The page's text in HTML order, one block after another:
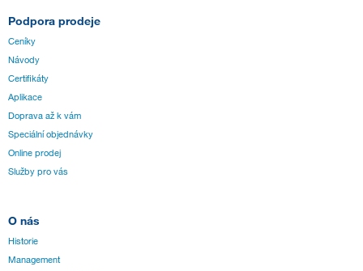
Podpora prodeje
Ceníky
Návody
Certifikáty
Aplikace
Doprava až k vám
Speciální objednávky
Online prodej
Služby pro vás
O nás
Historie
Management